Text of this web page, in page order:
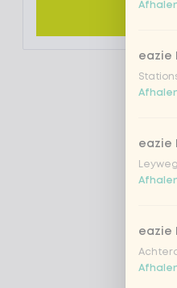
eazie
eazie
Leyweg
eazie